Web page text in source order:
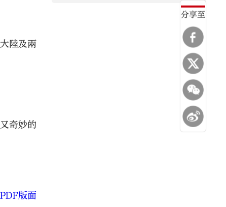
分享至
陸及兩
奇妙的
版面